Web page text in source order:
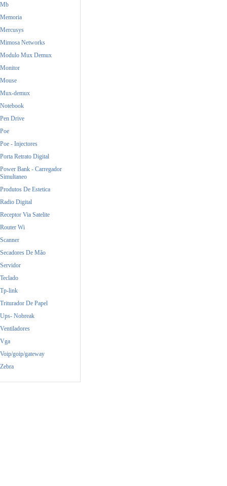
Mb
Memoria
Mercusys
Mimosa Networks
Modulo Mux Demux
Monitor
Mouse
Mux-demux
Notebook
Pen Drive
Poe
Poe - Injectores
Porta Retrato Digital
Power Bank - Carregador
Simultaneo
Produtos De Estetica
Radio Digital
Receptor Via Satelite
Router Wi
Scanner
Secadores De Mão
Servidor
Teclado
Tp-link
Triturador De Papel
Ups- Nobreak
Ventiladores
Vga
Voip/goip/gateway
Zebra